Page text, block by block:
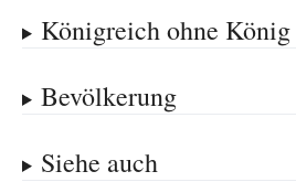
Königreich ohne König
Bevölkerung
Siehe auch